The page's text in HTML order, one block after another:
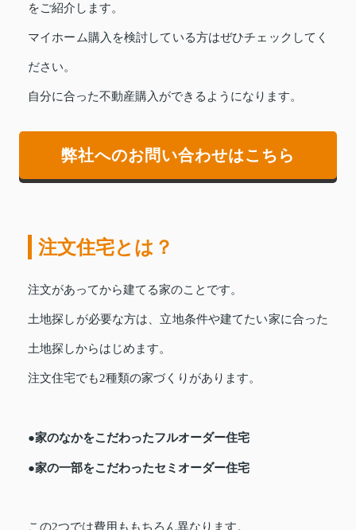
をご紹介します。
マイホーム購入を検討している方はぜひチェックしてく
ださい。
自分に合った不動産購入ができるようになります。
弊社へのお問い合わせはこちら
注文住宅とは？
注文があってから建てる家のことです。
土地探しが必要な方は、立地条件や建てたい家に合った
土地探しからはじめます。
注文住宅でも2種類の家づくりがあります。
●家のなかをこだわったフルオーダー住宅
●家の一部をこだわったセミオーダー住宅
この2つでは費用ももちろん異なります。